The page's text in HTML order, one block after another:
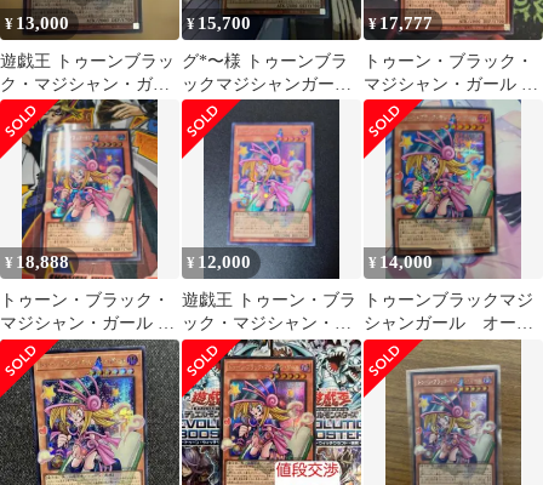
¥ 13,000
遊戯王 トゥーンブラッ
ク・マジシャン・ガー
ル オーバーフレー
ム シークレット
¥15,700
グ*〜様 トゥーンブラ
ックマジシャンガール
オーバーフレーム
¥17,777
トゥーン・ブラック・
マジシャン・ガール オ
ーバーフレーム シーク
レット 1枚
¥ 18,888
トゥーン・ブラック・
マジシャン・ガール オ
ーバーフレームシーク
レット②
¥ 12,000
遊戯王 トゥーン・ブラ
ック・マジシャン・ガ
ール オーバーフレーム
シク
¥ 14,000
トゥーンブラックマジ
シャンガール オーバ
ーフレームシークレッ
トレア